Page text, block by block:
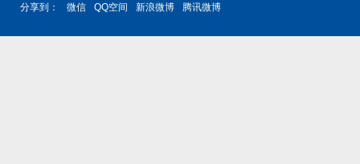
分享到： 微信 QQ空间 新浪微博 腾讯微博